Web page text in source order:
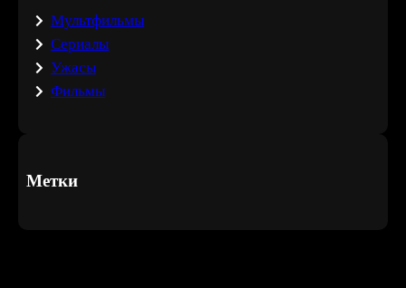
Мультфильмы
Сериалы
Ужасы
Фильмы
Метки